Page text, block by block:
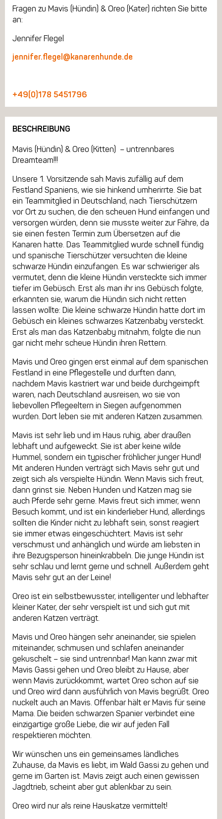
Fragen zu Mavis (Hündin) & Oreo (Kater) richten Sie bitte
an:
Jennifer Flegel
jennifer.flegel@kanarenhunde.de
+49(0)178 5451796
BESCHREIBUNG
Mavis (Hündin) & Oreo (Kitten) – untrennbares
Dreamteam!!!
Unsere 1. Vorsitzende sah Mavis zufällig auf dem
Festland Spaniens, wie sie hinkend umherirrte. Sie bat
ein Teammitglied in Deutschland, nach Tierschützern
vor Ort zu suchen, die den scheuen Hund einfangen und
versorgen würden, denn sie musste weiter zur Fähre, da
sie einen festen Termin zum Übersetzen auf die
Kanaren hatte. Das Teammitglied wurde schnell fündig
und spanische Tierschützer versuchten die kleine
schwarze Hündin einzufangen. Es war schwieriger als
vermutet, denn die kleine Hündin versteckte sich immer
tiefer im Gebüsch. Erst als man ihr ins Gebüsch folgte,
erkannten sie, warum die Hündin sich nicht retten
lassen wollte: Die kleine schwarze Hündin hatte dort im
Gebüsch ein kleines schwarzes Katzenbaby versteckt.
Erst als man das Katzenbaby mitnahm, folgte die nun
gar nicht mehr scheue Hündin ihren Rettern.
Mavis und Oreo gingen erst einmal auf dem spanischen
Festland in eine Pflegestelle und durften dann,
nachdem Mavis kastriert war und beide durchgeimpft
waren, nach Deutschland ausreisen, wo sie von
liebevollen Pflegeeltern in Siegen aufgenommen
wurden. Dort leben sie mit anderen Katzen zusammen.
Mavis ist sehr lieb und im Haus ruhig, aber draußen
lebhaft und aufgeweckt. Sie ist aber keine wilde
Hummel, sondern ein typischer fröhlicher junger Hund!
Mit anderen Hunden verträgt sich Mavis sehr gut und
zeigt sich als verspielte Hündin. Wenn Mavis sich freut,
dann grinst sie. Neben Hunden und Katzen mag sie
auch Pferde sehr gerne. Mavis freut sich immer, wenn
Besuch kommt, und ist ein kinderlieber Hund, allerdings
sollten die Kinder nicht zu lebhaft sein, sonst reagiert
sie immer etwas eingeschüchtert. Mavis ist sehr
verschmust und anhänglich und würde am liebsten in
ihre Bezugsperson hineinkrabbeln. Die junge Hündin ist
sehr schlau und lernt gerne und schnell. Außerdem geht
Mavis sehr gut an der Leine!
Oreo ist ein selbstbewusster, intelligenter und lebhafter
kleiner Kater, der sehr verspielt ist und sich gut mit
anderen Katzen verträgt.
Mavis und Oreo hängen sehr aneinander, sie spielen
miteinander, schmusen und schlafen aneinander
gekuschelt – sie sind untrennbar! Man kann zwar mit
Mavis Gassi gehen und Oreo bleibt zu Hause, aber
wenn Mavis zurückkommt, wartet Oreo schon auf sie
und Oreo wird dann ausführlich von Mavis begrüßt. Oreo
nuckelt auch an Mavis. Offenbar hält er Mavis für seine
Mama. Die beiden schwarzen Spanier verbindet eine
einzigartige große Liebe, die wir auf jeden Fall
respektieren möchten.
Wir wünschen uns ein gemeinsames ländliches
Zuhause, da Mavis es liebt, im Wald Gassi zu gehen und
gerne im Garten ist. Mavis zeigt auch einen gewissen
Jagdtrieb, scheint aber gut ablenkbar zu sein.
Oreo wird nur als reine Hauskatze vermittelt!